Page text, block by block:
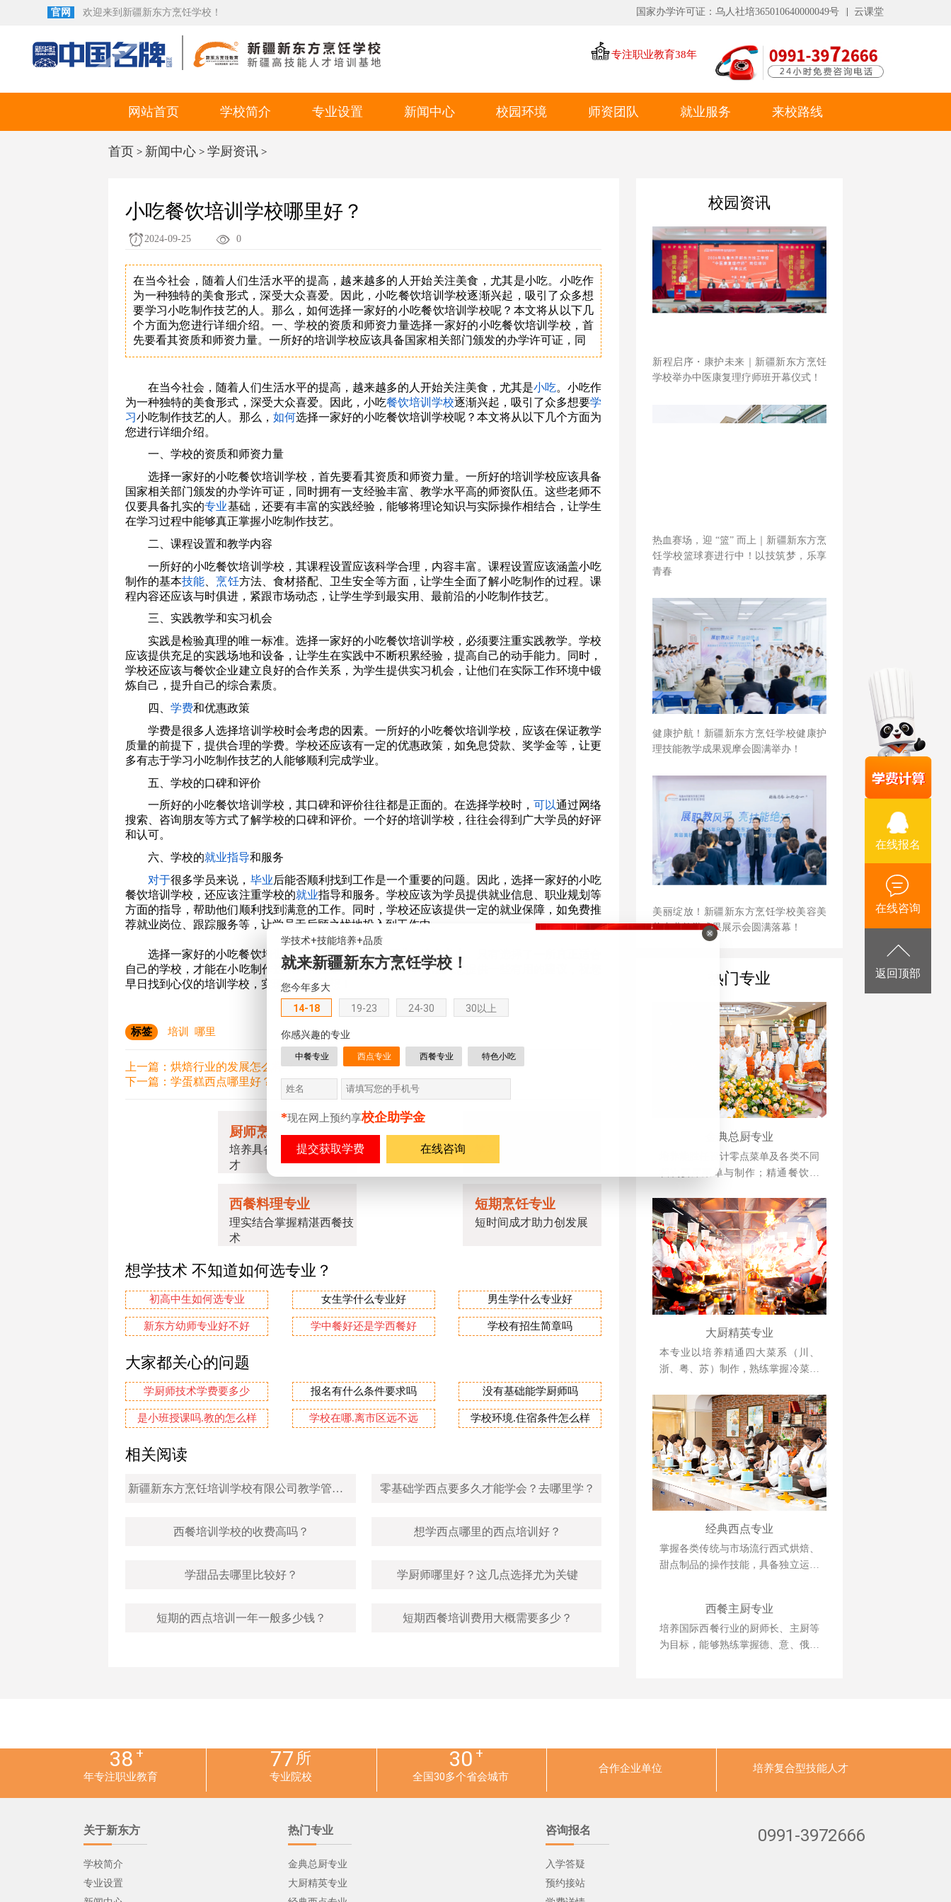
官网 欢迎来到新疆新东方烹饪学校！ 国家办学许可证：乌人社培365010640000049号 云课堂
专注职业教育38年
网站首页 学校简介 专业设置
西餐专业
新闻中心 校园环境 师资团队 就业服务 来校路线
首页 > 新闻中心> 学厨资讯>
小吃餐饮培训学校哪里好？
2024-09-25 0
在当今社会，随着人们生活水平的提高，越来越多的人开始关注美食，尤其是小吃。小吃作
为一种独特的美食形式，深受大众喜爱。因此，小吃餐饮培训学校逐渐兴起，吸引了众多想
要学习小吃制作技艺的人。那么，如何选择一家好的小吃餐饮培训学校呢？本文将从以下几
个方面为您进行详细介绍。一、学校的资质和师资力量选择一家好的小吃餐饮培训学校，首
先要看其资质和师资力量。一所好的培训学校应该具备国家相关部门颁发的办学许可证，同
在当今社会，随着人们生活水平的提高，越来越多的人开始关注美食，尤其是小吃。小吃作
为一种独特的美食形式，深受大众喜爱。因此，小吃餐饮培训 学校逐渐兴起，吸引了众多想要学
习小吃制作技艺的人。那么， 如何选择一家好的小吃餐饮培训学校呢？本文将从以下几个方面为
您进行详细介绍。
一、学校的资质和师资力量
选择一家好的小吃餐饮培训学校，首先要看其资质和师资力量。一所好的培训学校应该具备
国家相关部门颁发的办学许可证，同时拥有一支经验丰富、教学水平高的师资队伍。这些老师不
仅要具备扎实的专业基础，还要有丰富的实践经验，能够将理论知识与实际操作相结合，让学生
在学习过程中能够真正掌握小吃制作技艺。
二、课程设置和教学内容
一所好的小吃餐饮培训学校，其课程设置应该科学合理，内容丰富。课程设置应该涵盖小吃
制作的基本技能 、烹饪方法、食材搭配、卫生安全等方面，让学生全面了解小吃制作的过程。课
程内容还应该与时俱进，紧跟市场动态，让学生学到最实用、最前沿的小吃制作技艺。
三、实践教学和实习机会
实践是检验真理的唯一标准。选择一家好的小吃餐饮培训学校，必须要注重实践教学。学校
应该提供充足的实践场地和设备，让学生在实践中不断积累经验，提高自己的动手能力。同时，
学校还应该与餐饮企业建立良好的合作关系，为学生提供实习机会，让他们在实际工作环境中锻
炼自己，提升自己的综合素质。
四、学费和优惠政策
学费是很多人选择培训学校时会考虑的因素。一所好的小吃餐饮培训学校，应该在保证教学
质量的前提下，提供合理的学费。学校还应该有一定的优惠政策，如免息贷款、奖学金等，让更
多有志于学习小吃制作技艺的人能够顺利完成学业。
五、学校的口碑和评价
一所好的小吃餐饮培训学校，其口碑和评价往往都是正面的。在选择学校时，可以通过网络
搜索、咨询朋友等方式了解学校的口碑和评价。一个好的培训学校，往往会得到广大学员的好评
和认可。
六、学校的就业指导和服务
对于很多学员来说， 毕业后能否顺利找到工作是一个重要的问题。因此，选择一家好的小吃
餐饮培训学校，还应该注重学校的就业指导和服务。学校应该为学员提供就业信息、职业规划等
方面的指导，帮助他们顺利找到满意的工作。同时，学校还应该提供一定的就业保障，如免费推
荐就业岗位、跟踪服务等，让学员无后顾之忧地投入到工作中。
选择一家好的小吃餐饮培训学校，需要从多个方面进行综合考虑。只有选择了一所真正适合
早日找到心仪的培训学校，实现自己的 梦想
标签 培训 哪里
下一篇：学蛋糕西点哪里好？
厨师烹饪专业 西点烘焙专业
西餐料理专业 短期烹饪专业
初高中生如何选专业 女生学什么专业好 男生学什么专业好
零基础学西点要多久才能学会？去哪里学？
学甜品去哪里比较好？ 学厨师哪里好？这几点选择尤为关键
校园资讯
新程启序・康护未来｜新疆新东方烹饪
学校举办中医康复理疗师班开幕仪式！
热血赛场，迎 “篮” 而上｜新疆新东方烹
饪学校篮球赛进行中！以技筑梦，乐享
青春
健康护航！新疆新东方烹饪学校健康护
理技能教学成果观摩会圆满举办！
美丽绽放！新疆新东方烹饪学校美容美
妆专业教学成果展示会圆满落幕！
热门专业
金典总厨专业
培养能胜任设计零点菜单及各类不同
档次宴席菜单与制作；精通餐饮管
创业、创新能力强的综合型人才。
大厨精英专业
本专业以培养精通四大菜系（川、
浙、粤、苏）制作，熟练掌握冷菜、
并具备创业能力的人才为目标。
经典西点专业
掌握各类传统与市场流行西式烘焙、
甜点制品的操作技能，具备独立运营
西餐主厨专业
培养国际西餐行业的厨师长、主厨等
为目标，能够熟练掌握德、意、俄等
学技术+技能培养+品质
就来新疆新东方烹饪学校！
您今年多大
14-18
19-23 24-30 30以上
你感兴趣的专业
中餐专业 西点专业 西餐专业 特色小吃
*现在网上预约享校企助学金
在线咨询
在线报名
在线咨询
返回顶部